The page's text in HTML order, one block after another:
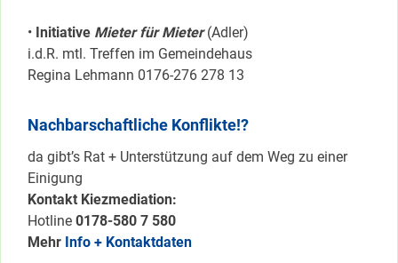
• Initiative Mieter für Mieter(Adler)
i.d.R. mtl. Treffen im Gemeindehaus
Regina Lehmann 0176-276 278 13
Nachbarschaftliche Konflikte!?
da gibt’s Rat + Unterstützung auf dem Weg zu einer
Einigung
Kontakt Kiezmediation:
Hotline 0178-580 7 580
Mehr Info + Kontaktdaten